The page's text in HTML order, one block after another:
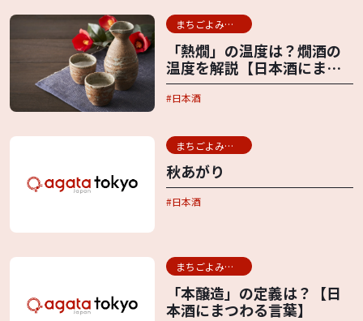
まちごよみ用語辞典
「熱燗」の温度は？燗酒の
温度を解説【日本酒にまつ
わる言葉】
日本酒
まちごよみ用語辞典
秋あがり
日本酒
まちごよみ用語辞典
「本醸造」の定義は？【日
本酒にまつわる言葉】